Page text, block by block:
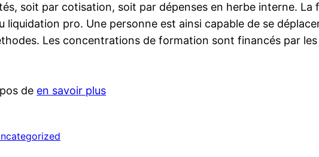
soit par cotisation, soit par dépenses en herbe interne.
liquidation pro. Une personne est ainsi capable de se
Les concentrations de formation sont financés par
de en savoir plus